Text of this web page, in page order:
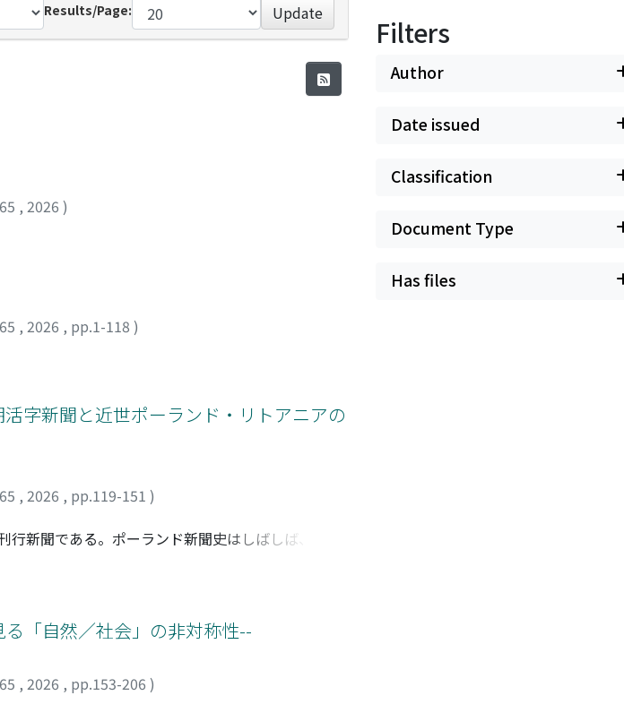
Results/Page: Update
, 2026 )
, 2026 , pp.1-118 )
字新聞と近世ポーランド・リトアニアの
, 2026 , pp.119-151 )
新聞である。ポーランド新聞史はしばしば、この
の刊行をポーランド新聞史における画期とみなす
らに、1661年の全国議会の経緯をふまえて、なぜ
ニム・ピノッチは、『メルクリウシュ』の創刊以
たと考えられる。状況に応じて出版形態を変化さ
ニア共和国における情報環境の特徴の1つを認める
「自然／社会」の非対称性--
, 2026 , pp.153-206 )
Filters
Author
Date issued
Classification
Document Type
Has files